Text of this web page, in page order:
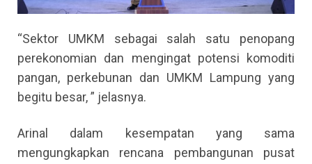
“Sektor UMKM sebagai salah satu penopang
perekonomian dan mengingat potensi komoditi
pangan, perkebunan dan UMKM Lampung yang
begitu besar, ” jelasnya.
Arinal dalam kesempatan yang sama
mengungkapkan rencana pembangunan pusat